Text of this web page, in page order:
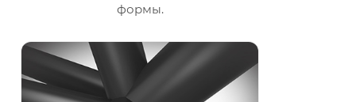
формы.